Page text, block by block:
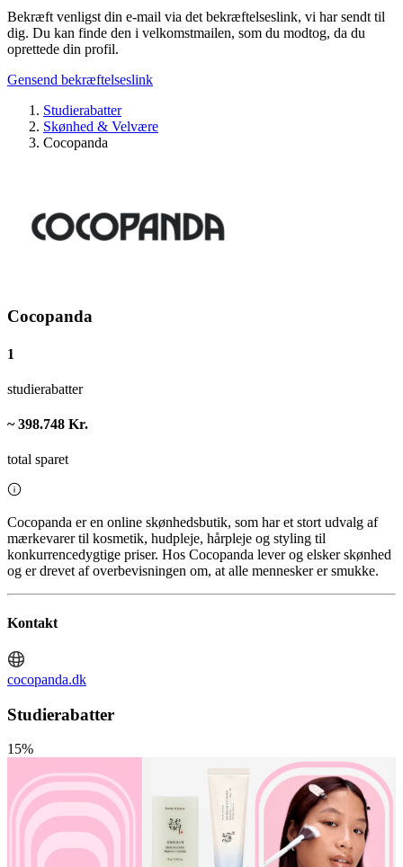
Bekræft venligst din e-mail via det bekræftelseslink, vi har sendt til
dig. Du kan finde den i velkomstmailen, som du modtog, da du
oprettede din profil.
Gensend bekræftelseslink
Studierabatter
Skønhed & Velvære
Cocopanda
Cocopanda
1
studierabatter
~ 398.748 Kr.
total sparet
Cocopanda er en online skønhedsbutik, som har et stort udvalg af
mærkevarer til kosmetik, hudpleje, hårpleje og styling til
konkurrencedygtige priser. Hos Cocopanda lever og elsker skønhed
og er drevet af overbevisningen om, at alle mennesker er smukke.
Kontakt
cocopanda.dk
Studierabatter
15%